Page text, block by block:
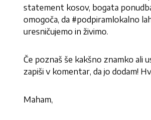
statement kosov, bogata
omogoča, da #podpiramlokalno
uresničujemo in živimo.
Če poznaš še kakšno znamko ali
zapiši v komentar, da jo dodam!
Maham,